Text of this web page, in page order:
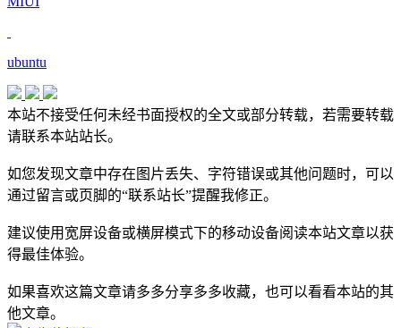
ubuntu
本站不接受任何未经书面授权的全文或部分转载，若需要转载
请联系本站站长。
如您发现文章中存在图片丢失、字符错误或其他问题时，可以
通过留言或页脚的“联系站长”提醒我修正。
建议使用宽屏设备或横屏模式下的移动设备阅读本站文章以获
得最佳体验。
如果喜欢这篇文章请多多分享多多收藏，也可以看看本站的其
他文章。